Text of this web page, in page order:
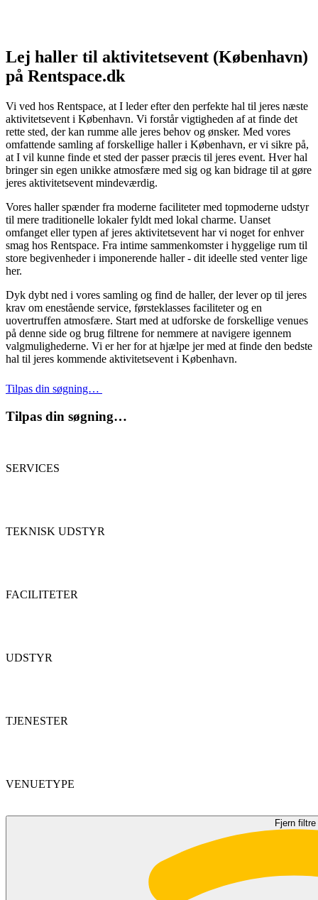
Lej haller til aktivitetsevent (København)
på Rentspace.dk
Vi ved hos Rentspace, at I leder efter den perfekte hal til jeres næste
aktivitetsevent i København. Vi forstår vigtigheden af at finde det
rette sted, der kan rumme alle jeres behov og ønsker. Med vores
omfattende samling af forskellige haller i København, er vi sikre på,
at I vil kunne finde et sted der passer præcis til jeres event. Hver hal
bringer sin egen unikke atmosfære med sig og kan bidrage til at gøre
jeres aktivitetsevent mindeværdig.
Vores haller spænder fra moderne faciliteter med topmoderne udstyr
til mere traditionelle lokaler fyldt med lokal charme. Uanset
omfanget eller typen af ​​jeres aktivitetsevent har vi noget for enhver
smag hos Rentspace. Fra intime sammenkomster i hyggelige rum til
store begivenheder i imponerende haller - dit ideelle sted venter lige
her.
Dyk dybt ned i vores samling og find de haller, der lever op til jeres
krav om enestående service, førsteklasses faciliteter og en
uovertruffen atmosfære. Start med at udforske de forskellige venues
på denne side og brug filtrene for nemmere at navigere igennem
valgmulighederne. Vi er her for at hjælpe jer med at finde den bedste
hal til jeres kommende aktivitetsevent i København.
Tilpas din søgning…
Tilpas din søgning…
SERVICES
TEKNISK UDSTYR
FACILITETER
UDSTYR
TJENESTER
VENUETYPE
Fjern filtre